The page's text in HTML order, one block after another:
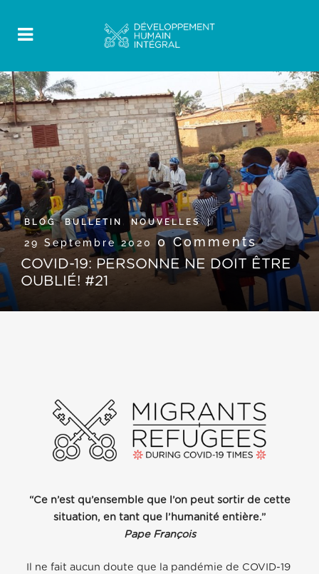
BLOG,BULLETIN ,NOUVELLES
29 Septembre 20200 Comments
COVID-19: PERSONNE NE DOIT ÊTRE
OUBLIÉ! #21
“Ce n’est qu’ensemble que l’on peut sortir de cette
situation, en tant que l’humanité entière.”
Pape François
Il ne fait aucun doute que la pandémie de COVID-19